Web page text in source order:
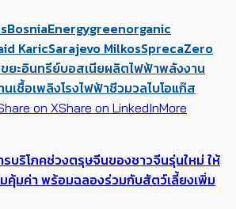
BosniaEnergygreenorganic
KaricSarajevo MilkosSprecaZero
ขยะอินทรีย์บอสเนียผลิตไฟฟ้าพลังงาน
นเชื้อเพลิงโรงไฟฟ้าชีวมวลไบโอแก๊ส
on XShare on LinkedInMore
รบริโภค​ช่วงตรุษจีนของชาวจีนรุ่นใหม่ ​ให้
คุ้มค่า​ ​พร้อมฉลองร่วมกับสัตว์เลี้ยงเพิ่ม